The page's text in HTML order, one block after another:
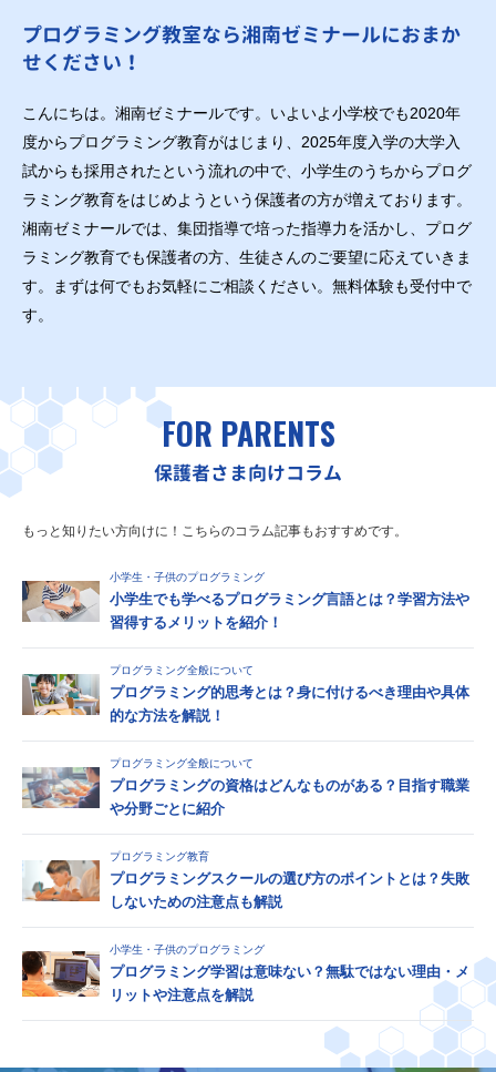
プログラミング教室なら湘南ゼミナールにおまか
せください！
こんにちは。湘南ゼミナールです。いよいよ小学校でも2020年
度からプログラミング教育がはじまり、2025年度入学の大学入
試からも採用されたという流れの中で、小学生のうちからプログ
ラミング教育をはじめようという保護者の方が増えております。
湘南ゼミナールでは、集団指導で培った指導力を活かし、プログ
ラミング教育でも保護者の方、生徒さんのご要望に応えていきま
す。まずは何でもお気軽にご相談ください。無料体験も受付中で
す。
FOR PARENTS
保護者さま向けコラム
もっと知りたい方向けに！こちらのコラム記事もおすすめです。
小学生・子供のプログラミング
小学生でも学べるプログラミング言語とは？学習方法や
習得するメリットを紹介！
プログラミング全般について
プログラミング的思考とは？身に付けるべき理由や具体
的な方法を解説！
プログラミング全般について
プログラミングの資格はどんなものがある？目指す職業
や分野ごとに紹介
プログラミング教育
プログラミングスクールの選び方のポイントとは？失敗
しないための注意点も解説
小学生・子供のプログラミング
プログラミング学習は意味ない？無駄ではない理由・メ
リットや注意点を解説